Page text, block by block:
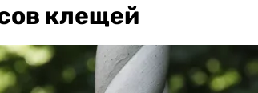
клещей